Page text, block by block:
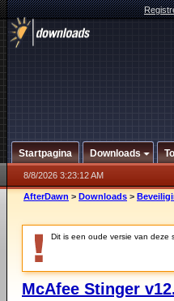
Startpagina Downloads
8/8/2026 3:23:12 AM
AfterDawn > Downloads >
Dit is een oude versie van deze
McAfee Stinger